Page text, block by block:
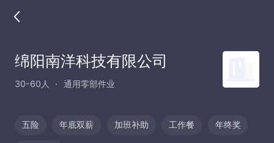
绵阳南洋科技有限公司
30-60人 通用零部件业
五险 年底双薪 加班补助 工作餐 年终奖